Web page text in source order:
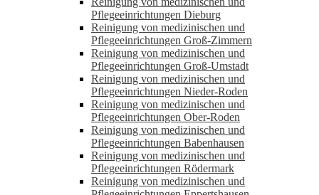
Pflegeeinrichtungen Dieburg
Reinigung von medizinischen und
Pflegeeinrichtungen Groß-Zimmern
Reinigung von medizinischen und
Pflegeeinrichtungen Groß-Umstadt
Reinigung von medizinischen und
Pflegeeinrichtungen Nieder-Roden
Reinigung von medizinischen und
Pflegeeinrichtungen Ober-Roden
Reinigung von medizinischen und
Pflegeeinrichtungen Babenhausen
Reinigung von medizinischen und
Pflegeeinrichtungen Rödermark
Reinigung von medizinischen und